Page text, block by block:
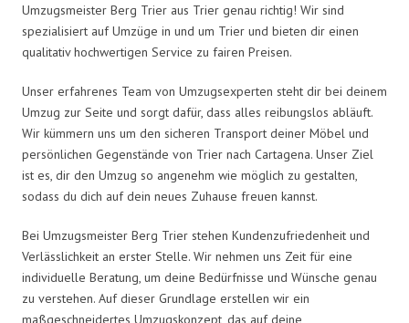
Umzugsmeister Berg Trier aus Trier genau richtig! Wir sind
spezialisiert auf Umzüge in und um Trier und bieten dir einen
qualitativ hochwertigen Service zu fairen Preisen.
Unser erfahrenes Team von Umzugsexperten steht dir bei deinem
Umzug zur Seite und sorgt dafür, dass alles reibungslos abläuft.
Wir kümmern uns um den sicheren Transport deiner Möbel und
persönlichen Gegenstände von Trier nach Cartagena. Unser Ziel
ist es, dir den Umzug so angenehm wie möglich zu gestalten,
sodass du dich auf dein neues Zuhause freuen kannst.
Bei Umzugsmeister Berg Trier stehen Kundenzufriedenheit und
Verlässlichkeit an erster Stelle. Wir nehmen uns Zeit für eine
individuelle Beratung, um deine Bedürfnisse und Wünsche genau
zu verstehen. Auf dieser Grundlage erstellen wir ein
maßgeschneidertes Umzugskonzept, das auf deine